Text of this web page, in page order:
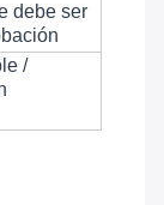
debe ser
/